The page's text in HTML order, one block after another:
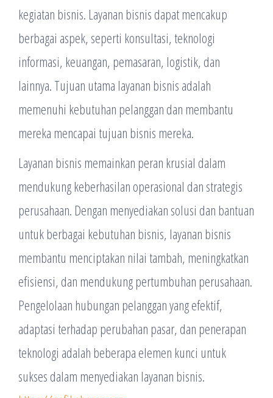
kegiatan bisnis. Layanan bisnis dapat mencakup
berbagai aspek, seperti konsultasi, teknologi
informasi, keuangan, pemasaran, logistik, dan
lainnya. Tujuan utama layanan bisnis adalah
memenuhi kebutuhan pelanggan dan membantu
mereka mencapai tujuan bisnis mereka.
Layanan bisnis memainkan peran krusial dalam
mendukung keberhasilan operasional dan strategis
perusahaan. Dengan menyediakan solusi dan bantuan
untuk berbagai kebutuhan bisnis, layanan bisnis
membantu menciptakan nilai tambah, meningkatkan
efisiensi, dan mendukung pertumbuhan perusahaan.
Pengelolaan hubungan pelanggan yang efektif,
adaptasi terhadap perubahan pasar, dan penerapan
teknologi adalah beberapa elemen kunci untuk
sukses dalam menyediakan layanan bisnis.